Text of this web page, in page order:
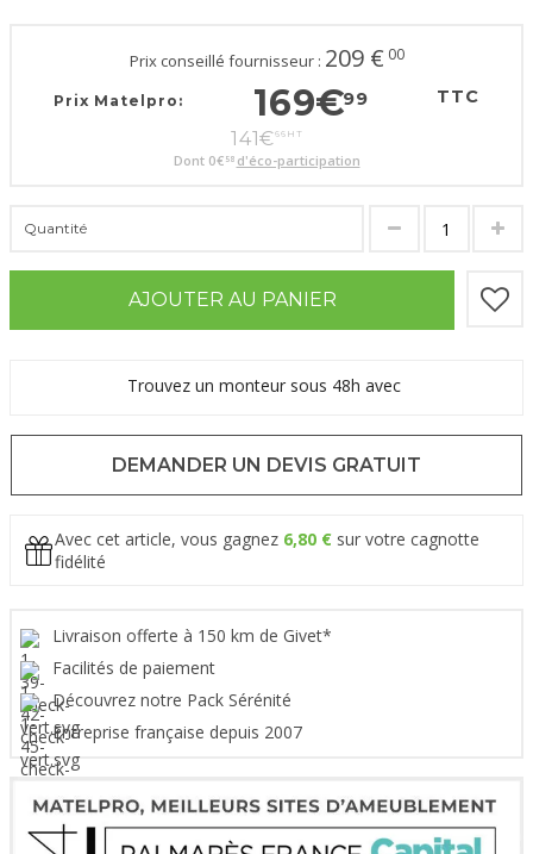
Prix conseillé fournisseur : 209 € 00
Prix Matelpro: 169€99 TTC
141€66 HT
Dont 0€ 58 d'éco-participation
Quantité
AJOUTER AU PANIER
Trouvez un monteur sous 48h avec
DEMANDER UN DEVIS GRATUIT
Avec cet article, vous gagnez 6,80 € sur votre cagnotte
fidélité
Livraison offerte à 150 km de Givet*
Facilités de paiement
Découvrez notre Pack Sérénité
Entreprise française depuis 2007